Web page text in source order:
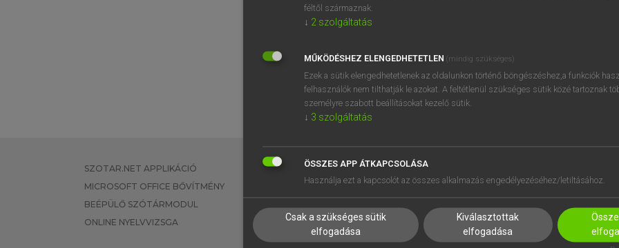
SZOTAR.NET APPLIKÁCIÓ
MICROSOFT OFFICE BŐVÍTMÉNY
BEÉPÜLŐ SZÓTÁRMODUL
ONLINE NYELVVIZSGA
EGYÉNI FELHASZNÁLÓKNAK
TANULÓKNAK
VÁLLALATI MEGOLDÁSOK
SÚGÓ
RÓLUNK
SÜTI BEÁLLÍTÁSOK
féltől származnak.
↓ 2 szolgáltatás
MŰKÖDÉSHEZ ELENGEDHETETLEN (mindig szükséges)
Ezek a sütik elengedhetetlenek az oldalunkon történő böngészéshez,a funkciók
felhasználók nem tilthatják le azokat. A feltétlenül szükséges sütik közé tartoznak
személyre szabott beállításokat kezelő sütik.
↓ 3 szolgáltatás
ÖSSZES APP ÁTKAPCSOLÁSA
Használja ezt a kapcsolót az összes alkalmazás engedélyezéséhez/letiltásához.
Csak a szükséges sütik
elfogadása
Kiválasztottak
elfogadása